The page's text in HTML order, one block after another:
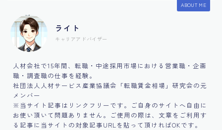
ABOUT ME
ライト
キャリアアドバイザー
人材会社で15年間、転職・中途採用市場における営業職・企画
職・調査職の仕事を経験。
社団法人人材サービス産業協議会「転職賃金相場」研究会の元
メンバー
※当サイト記事はリンクフリーです。ご自身のサイトへ自由に
お使い頂いて問題ありません。ご使用の際は、文章をご利用す
る記事に当サイトの対象記事URLを貼って頂ければOKです。